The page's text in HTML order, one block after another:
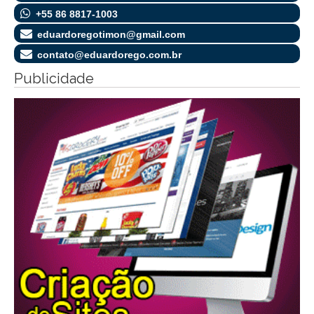
+55 86 8817-1003
eduardoregotimon@gmail.com
contato@eduardorego.com.br
Publicidade